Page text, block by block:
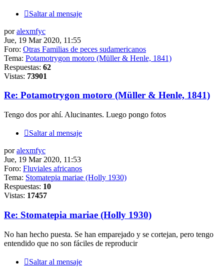
Saltar al mensaje
poralexmfyc
Jue, 19 Mar 2020, 11:55
Foro: Otras Familias de peces sudamericanos
Tema: Potamotrygon motoro (Müller & Henle, 1841)
Respuestas: 62
Vistas: 73901
Re: Potamotrygon motoro (Müller & Henle, 1841)
Tengo dos por ahí. Alucinantes. Luego pongo fotos
Saltar al mensaje
poralexmfyc
Jue, 19 Mar 2020, 11:53
Foro: Fluviales africanos
Tema: Stomatepia mariae (Holly 1930)
Respuestas: 10
Vistas: 17457
Re: Stomatepia mariae (Holly 1930)
No han hecho puesta. Se han emparejado y se cortejan, pero tengo
entendido que no son fáciles de reproducir
Saltar al mensaje